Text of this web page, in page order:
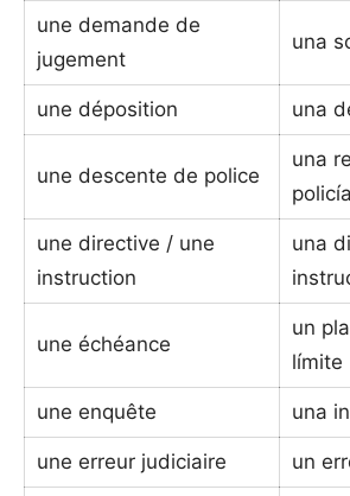
une demande de
jugement
una
une déposition una
une descente de police
una
policía
une directive / une
instruction
una
une échéance
un
límite
une enquête una
une erreur judiciaire un